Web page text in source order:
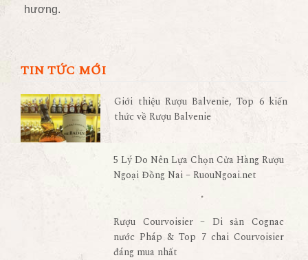
hương.
TIN TỨC MỚI
Giới thiệu Rượu Balvenie, Top 6 kiến
thức về Rượu Balvenie
5 Lý Do Nên Lựa Chọn Cửa Hàng Rượu
Ngoại Đồng Nai – RuouNgoai.net
Rượu Courvoisier – Di sản Cognac
nước Pháp & Top 7 chai Courvoisier
đáng mua nhất